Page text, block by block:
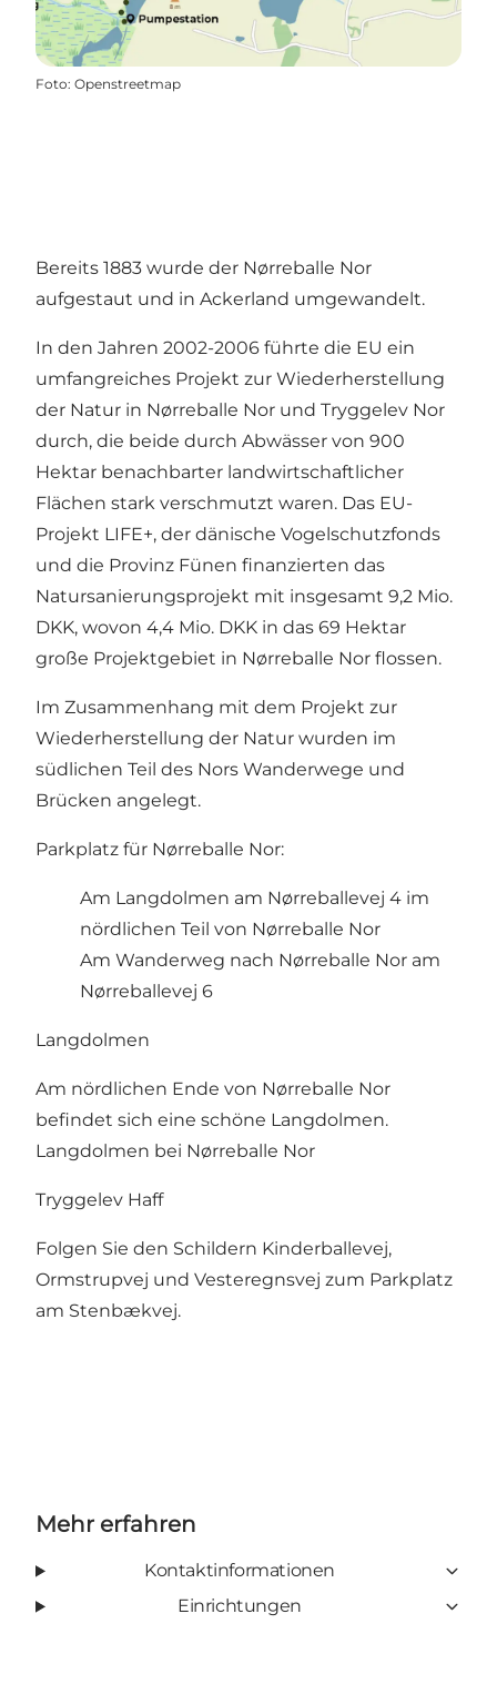
Foto: Openstreetmap
Bereits 1883 wurde der Nørreballe Nor
aufgestaut und in Ackerland umgewandelt.
In den Jahren 2002-2006 führte die EU ein
umfangreiches Projekt zur Wiederherstellung
der Natur in Nørreballe Nor und Tryggelev Nor
durch, die beide durch Abwässer von 900
Hektar benachbarter landwirtschaftlicher
Flächen stark verschmutzt waren. Das EU-
Projekt LIFE+, der dänische Vogelschutzfonds
und die Provinz Fünen finanzierten das
Natursanierungsprojekt mit insgesamt 9,2 Mio.
DKK, wovon 4,4 Mio. DKK in das 69 Hektar
große Projektgebiet in Nørreballe Nor flossen.
Im Zusammenhang mit dem Projekt zur
Wiederherstellung der Natur wurden im
südlichen Teil des Nors Wanderwege und
Brücken angelegt.
Parkplatz für Nørreballe Nor:
Am Langdolmen am Nørreballevej 4 im
nördlichen Teil von Nørreballe Nor
Am Wanderweg nach Nørreballe Nor am
Nørreballevej 6
Langdolmen
Am nördlichen Ende von Nørreballe Nor
befindet sich eine schöne Langdolmen.
Langdolmen bei Nørreballe Nor
Tryggelev Haff
Folgen Sie den Schildern Kinderballevej,
Ormstrupvej und Vesteregnsvej zum Parkplatz
am Stenbækvej.
Mehr erfahren
Kontaktinformationen
Einrichtungen